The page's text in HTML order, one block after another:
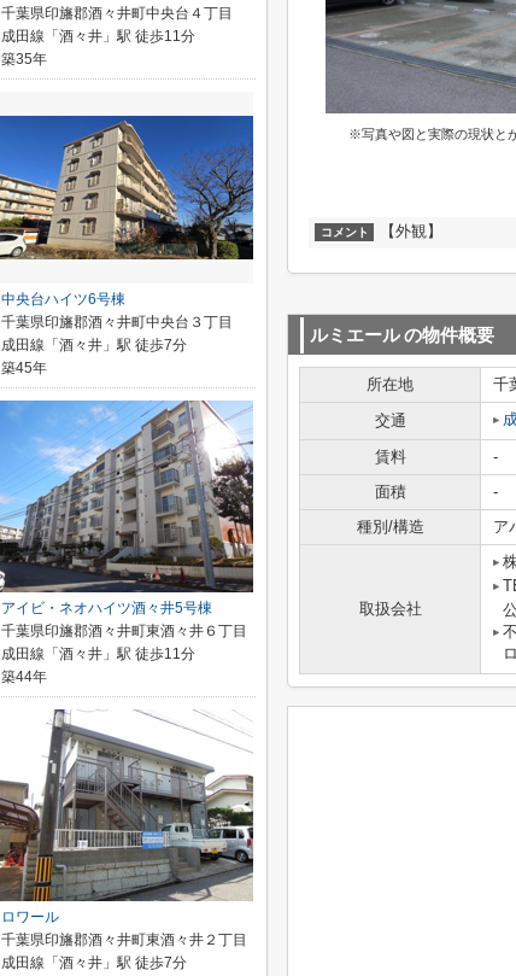
※写真や図と実際の現状と
コメント 【外観】
ルミエールの物件概要
所在地 千
交通
賃料 -
面積
-
種別/構造
ア
取扱会社
千葉県印旛郡酒々井町中央台４丁目
成田線「酒々井」駅 徒歩11分
築35年
中央台ハイツ6号棟
千葉県印旛郡酒々井町中央台３丁目
成田線「酒々井」駅 徒歩7分
築45年
アイビ・ネオハイツ酒々井5号棟
千葉県印旛郡酒々井町東酒々井６丁目
成田線「酒々井」駅 徒歩11分
築44年
ロワール
千葉県印旛郡酒々井町東酒々井２丁目
成田線「酒々井」駅 徒歩7分